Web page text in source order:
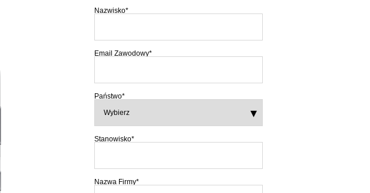
Nazwisko*
Email Zawodowy*
Państwo*
Stanowisko*
Nazwa Firmy*